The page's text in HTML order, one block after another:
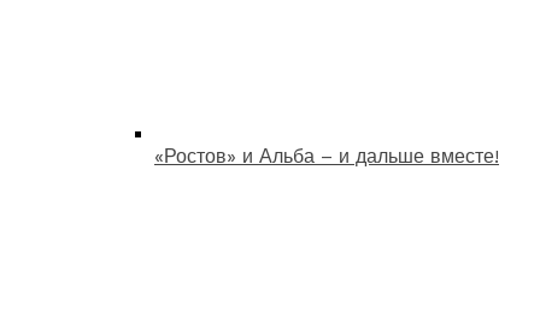
«Ростов» и Альба – и дальше вместе!